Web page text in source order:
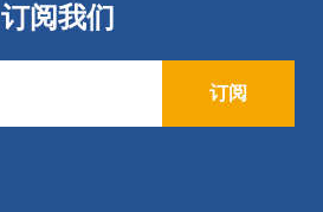
订阅我们
订阅